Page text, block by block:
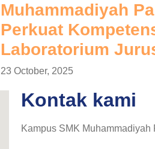
Muhammadiyah
Perkuat
Laboratorium
23 October, 2025
Kontak kami
Kampus SMK Muhammadiyah